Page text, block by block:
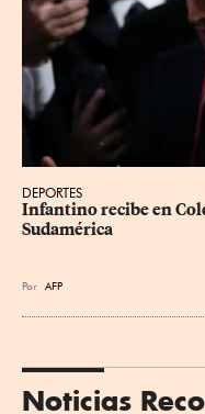
DEPORTES
Infantino recibe en
Sudamérica
Por AFP
Noticias